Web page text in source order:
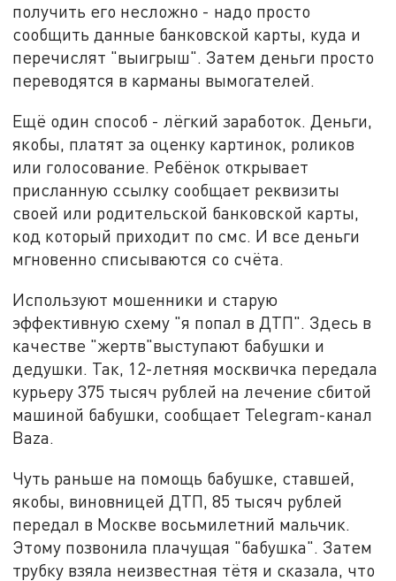
получить его несложно - надо просто
сообщить данные банковской карты, куда и
перечислят "выигрыш". Затем деньги просто
переводятся в карманы вымогателей.
Ещё один способ - лёгкий заработок. Деньги,
якобы, платят за оценку картинок, роликов
или голосование. Ребёнок открывает
присланную ссылку сообщает реквизиты
своей или родительской банковской карты,
код который приходит по смс. И все деньги
мгновенно списываются со счёта.
Используют мошенники и старую
эффективную схему "я попал в ДТП". Здесь в
качестве "жертв"выступают бабушки и
дедушки. Так, 12-летняя москвичка передала
курьеру 375 тысяч рублей на лечение сбитой
машиной бабушки, сообщает Telegram-канал
Baza.
Чуть раньше на помощь бабушке, ставшей,
якобы, виновницей ДТП, 85 тысяч рублей
передал в Москве восьмилетний мальчик.
Этому позвонила плачущая "бабушка". Затем
трубку взяла неизвестная тётя и сказала, что